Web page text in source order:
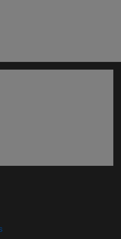
ventana)
(abre en nueva ventana)